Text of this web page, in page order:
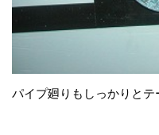
パイプ廻りもしっかりとテ